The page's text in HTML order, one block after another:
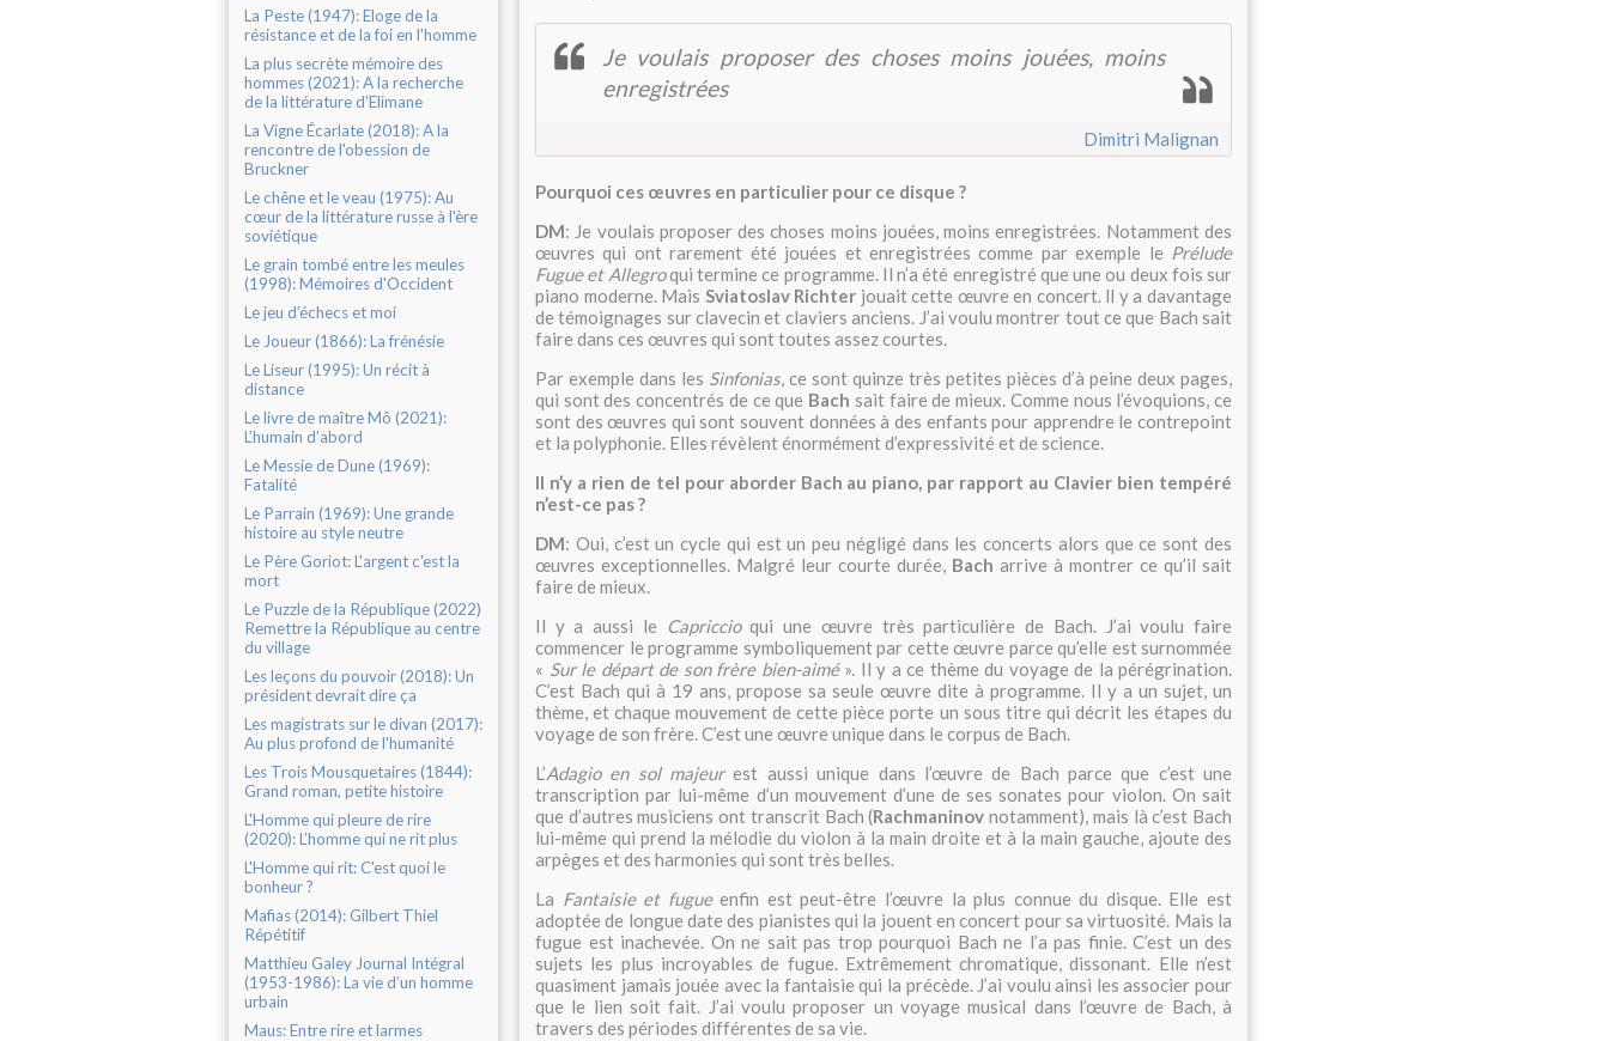
La Peste (1947): Eloge de la
résistance et de la foi en l'homme
La plus secrète mémoire des
hommes (2021): A la recherche
de la littérature d'Elimane
La Vigne Écarlate (2018): A la
rencontre de l'obession de
Bruckner
Le chêne et le veau (1975): Au
cœur de la littérature russe à l'ère
soviétique
Le grain tombé entre les meules
(1998): Mémoires d'Occident
Le jeu d’échecs et moi
Le Joueur (1866): La frénésie
Le Liseur (1995): Un récit à
distance
Le livre de maître Mô (2021):
L’humain d’abord
Le Messie de Dune (1969):
Fatalité
Le Parrain (1969): Une grande
histoire au style neutre
Le Père Goriot: L'argent c'est la
mort
Le Puzzle de la République (2022)
Remettre la République au centre
du village
Les leçons du pouvoir (2018): Un
président devrait dire ça
Les magistrats sur le divan (2017):
Au plus profond de l'humanité
Les Trois Mousquetaires (1844):
Grand roman, petite histoire
L'Homme qui pleure de rire
(2020): L’homme qui ne rit plus
L'Homme qui rit: C'est quoi le
bonheur ?
Mafias (2014): Gilbert Thiel
Répétitif
Matthieu Galey Journal Intégral
(1953-1986): La vie d’un homme
urbain
Maus: Entre rire et larmes
Je voulais proposer des choses moins jouées, moins
enregistrées
Dimitri Malignan
Pourquoi ces œuvres en particulier pour ce disque ?
DM: Je voulais proposer des choses moins jouées, moins enregistrées. Notamment des
œuvres qui ont rarement été jouées et enregistrées comme par exemple le Prélude
Fugue et Allegroqui termine ce programme. Il n’a été enregistré que une ou deux fois sur
piano moderne. Mais Sviatoslav Richter jouait cette œuvre en concert. ll y a davantage
de témoignages sur clavecin et claviers anciens. J’ai voulu montrer tout ce que Bach sait
faire dans ces œuvres qui sont toutes assez courtes.
Par exemple dans les Sinfonias, ce sont quinze très petites pièces d’à peine deux pages,
qui sont des concentrés de ce que Bach sait faire de mieux. Comme nous l’évoquions, ce
sont des œuvres qui sont souvent données à des enfants pour apprendre le contrepoint
et la polyphonie. Elles révèlent énormément d’expressivité et de science.
Il n’y a rien de tel pour aborder Bach au piano, par rapport au Clavier bien tempéré
n’est-ce pas ?
DM: Oui, c’est un cycle qui est un peu négligé dans les concerts alors que ce sont des
œuvres exceptionnelles. Malgré leur courte durée, Bach arrive à montrer ce qu’il sait
faire de mieux.
Il y a aussi le
Capriccioqui une œuvre très particulière de Bach. J’ai voulu faire
commencer le programme symboliquement par cette œuvre parce qu’elle est surnommée
« Sur le départ de son frère bien-aimé». Il y a ce thème du voyage de la pérégrination.
C’est Bach qui à 19 ans, propose sa seule œuvre dite à programme. Il y a un sujet, un
thème, et chaque mouvement de cette pièce porte un sous titre qui décrit les étapes du
voyage de son frère. C’est une œuvre unique dans le corpus de Bach.
L’Adagio en sol majeurest aussi unique dans l’œuvre de Bach parce que c’est une
transcription par lui-même d’un mouvement d’une de ses sonates pour violon. On sait
que d’autres musiciens ont transcrit Bach (Rachmaninovnotamment), mais là c’est Bach
lui-même qui prend la mélodie du violon à la main droite et à la main gauche, ajoute des
arpèges et des harmonies qui sont très belles.
La Fantaisie et fugueenfin est peut-être l’œuvre la plus connue du disque. Elle est
adoptée de longue date des pianistes qui la jouent en concert pour sa virtuosité. Mais la
fugue est inachevée. On ne sait pas trop pourquoi Bach ne l’a pas finie. C’est un des
sujets les plus incroyables de fugue. Extrêmement chromatique, dissonant. Elle n’est
quasiment jamais jouée avec la fantaisie qui la précède. J’ai voulu ainsi les associer pour
que le lien soit fait. J’ai voulu proposer un voyage musical dans l’œuvre de Bach, à
travers des périodes différentes de sa vie.